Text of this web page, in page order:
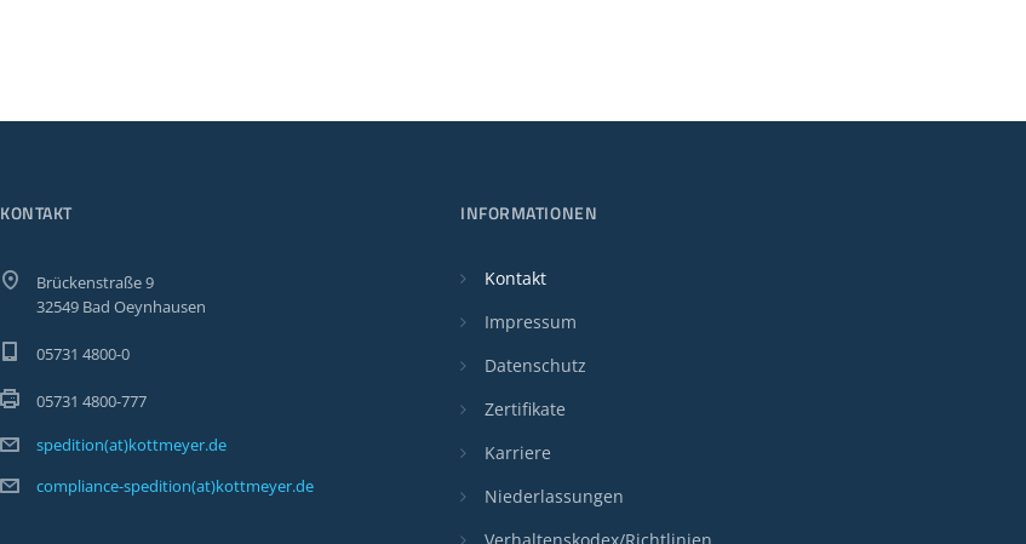
KONTAKT
Brückenstraße 9
32549 Bad Oeynhausen
05731 4800-0
05731 4800-777
spedition(at)kottmeyer.de
compliance-spedition(at)kottmeyer.de
INFORMATIONEN
Kontakt
Impressum
Datenschutz
Zertifikate
Karriere
Niederlassungen